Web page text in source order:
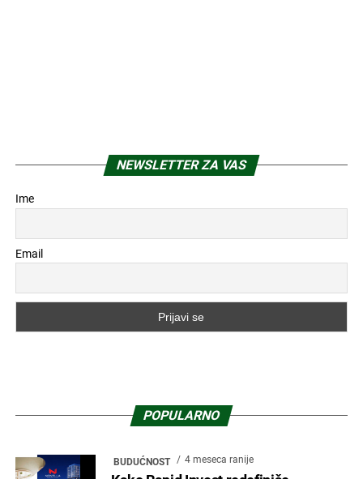
NEWSLETTER ZA VAS
Ime
Email
POPULARNO
BUDUĆNOST 4 meseca ranije